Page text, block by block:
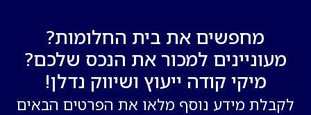
מחפשים את בית החלומות?
מעוניינים למכור את הנכס שלכם?
מיקי קודה ייעוץ ושיווק נדלן!
לקבלת מידע נוסף מלאו את הפרטים הבאים